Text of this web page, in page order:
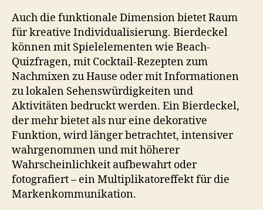
Auch die funktionale Dimension bietet Raum
für kreative Individualisierung. Bierdeckel
können mit Spielelementen wie Beach-
Quizfragen, mit Cocktail-Rezepten zum
Nachmixen zu Hause oder mit Informationen
zu lokalen Sehenswürdigkeiten und
Aktivitäten bedruckt werden. Ein Bierdeckel,
der mehr bietet als nur eine dekorative
Funktion, wird länger betrachtet, intensiver
wahrgenommen und mit höherer
Wahrscheinlichkeit aufbewahrt oder
fotografiert – ein Multiplikatoreffekt für die
Markenkommunikation.